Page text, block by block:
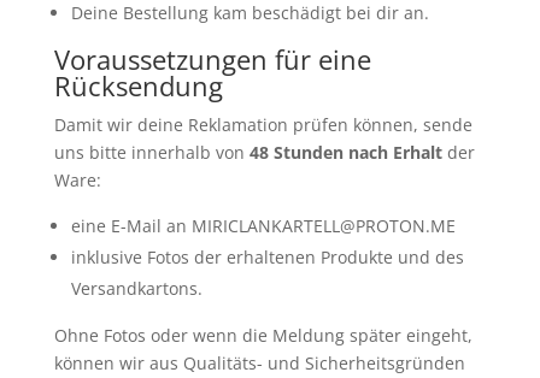
Deine Bestellung kam beschädigt bei dir an.
Voraussetzungen für eine
Rücksendung
Damit wir deine Reklamation prüfen können, sende
uns bitte innerhalb von 48 Stunden nach Erhaltder
Ware:
eine E-Mail an MIRICLANKARTELL@PROTON.ME
inklusive Fotos der erhaltenen Produkte und des
Versandkartons.
Ohne Fotos oder wenn die Meldung später eingeht,
können wir aus Qualitäts- und Sicherheitsgründen